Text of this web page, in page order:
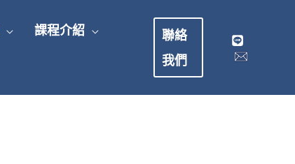
課程介紹
聯絡
我們